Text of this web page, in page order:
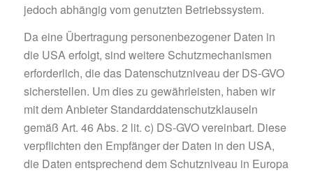
jedoch abhängig vom genutzten Betriebssystem.
Da eine Übertragung personenbezogener Daten in
die USA erfolgt, sind weitere Schutzmechanismen
erforderlich, die das Datenschutzniveau der DS-GVO
sicherstellen. Um dies zu gewährleisten, haben wir
mit dem Anbieter Standarddatenschutzklauseln
gemäß Art. 46 Abs. 2 lit. c) DS-GVO vereinbart. Diese
verpflichten den Empfänger der Daten in den USA,
die Daten entsprechend dem Schutzniveau in Europa